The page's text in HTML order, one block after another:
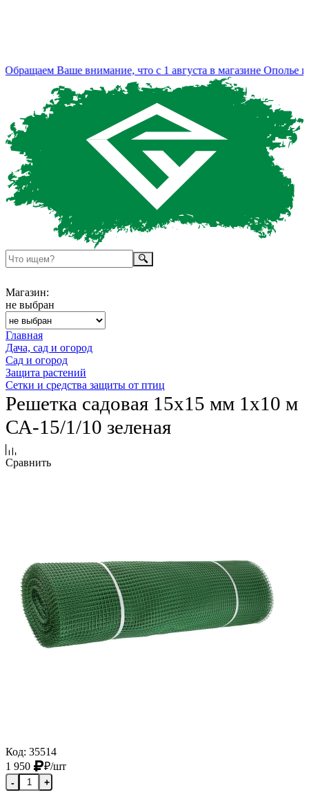
Ваше внимание, что с 1 августа в магазине Ополье
Магазин:
не выбран
Главная
Дача, сад и огород
Сад и огород
Защита растений
Сетки и средства защиты от птиц
Решетка садовая 15х15 мм 1х10 м
СА-15/1/10 зеленая
Сравнить
Код: 35514
1 950
₽/шт
- +